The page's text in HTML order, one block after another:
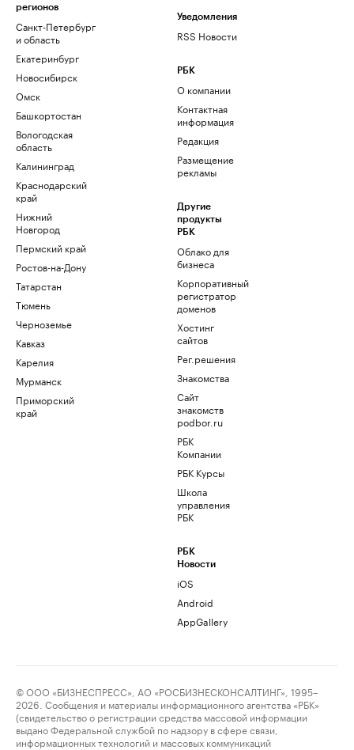
регионов
Санкт-Петербург
и область
Екатеринбург
Новосибирск
Омск
Башкортостан
Вологодская
область
Калининград
Краснодарский
край
Нижний
Новгород
Пермский край
Ростов-на-Дону
Татарстан
Тюмень
Черноземье
Кавказ
Карелия
Мурманск
Приморский
край
Уведомления
RSS Новости
РБК
О компании
Контактная
информация
Редакция
Размещение
рекламы
Другие
продукты
РБК
Облако для
бизнеса
Корпоративный
регистратор
доменов
Хостинг
сайтов
Рег.решения
Знакомства
Сайт
знакомств
podbor.ru
РБК
Компании
РБК Курсы
Школа
управления
РБК
РБК
Новости
iOS
Android
AppGallery
© ООО «БИЗНЕСПРЕСС», АО «РОСБИЗНЕСКОНСАЛТИНГ», 1995–
2026. Сообщения и материалы информационного агентства «РБК»
(свидетельство о регистрации средства массовой информации
выдано Федеральной службой по надзору в сфере связи,
информационных технологий и массовых коммуникаций